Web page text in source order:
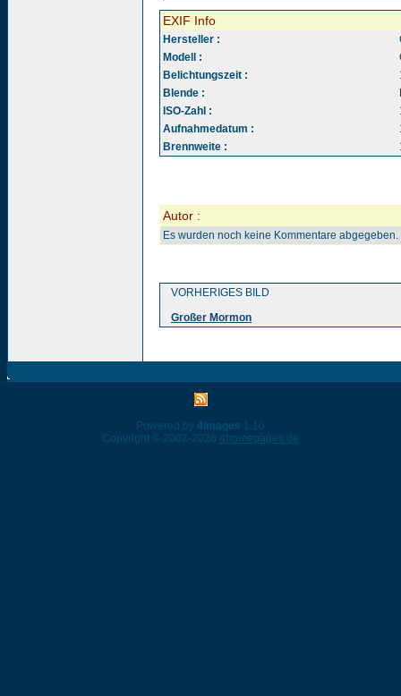
EXIF Info
Hersteller :
Modell :
Belichtungszeit :
Blende :
ISO-Zahl :
Aufnahmedatum :
Brennweite :
Autor :
Es wurden noch keine Kommentare abgegeben.
VORHERIGES BILD
Großer Mormon
Powered by 4images 1.10
Copyright © 2002-2026 4homepages.de